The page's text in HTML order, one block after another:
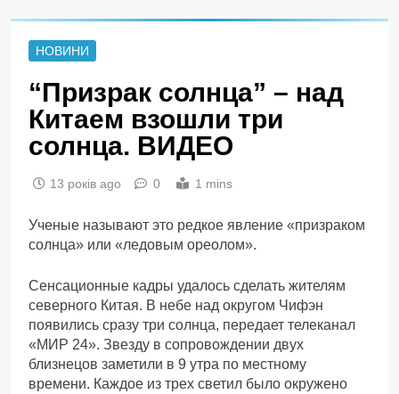
НОВИНИ
“Призрак солнца” – над
Китаем взошли три
солнца. ВИДЕО
13 років ago 0 1 mins
Ученые называют это редкое явление «призраком
солнца» или «ледовым ореолом».
Сенсационные кадры удалось сделать жителям
северного Китая. В небе над округом Чифэн
появились сразу три солнца, передает телеканал
«МИР 24». Звезду в сопровождении двух
близнецов заметили в 9 утра по местному
времени. Каждое из трех светил было окружено